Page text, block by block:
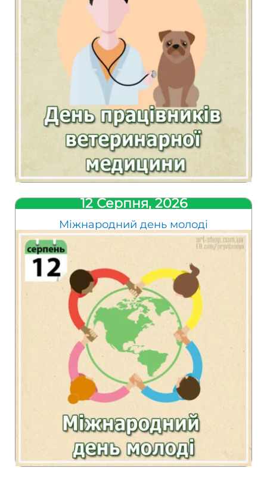
12 Серпня, 2026
Міжнародний день молоді